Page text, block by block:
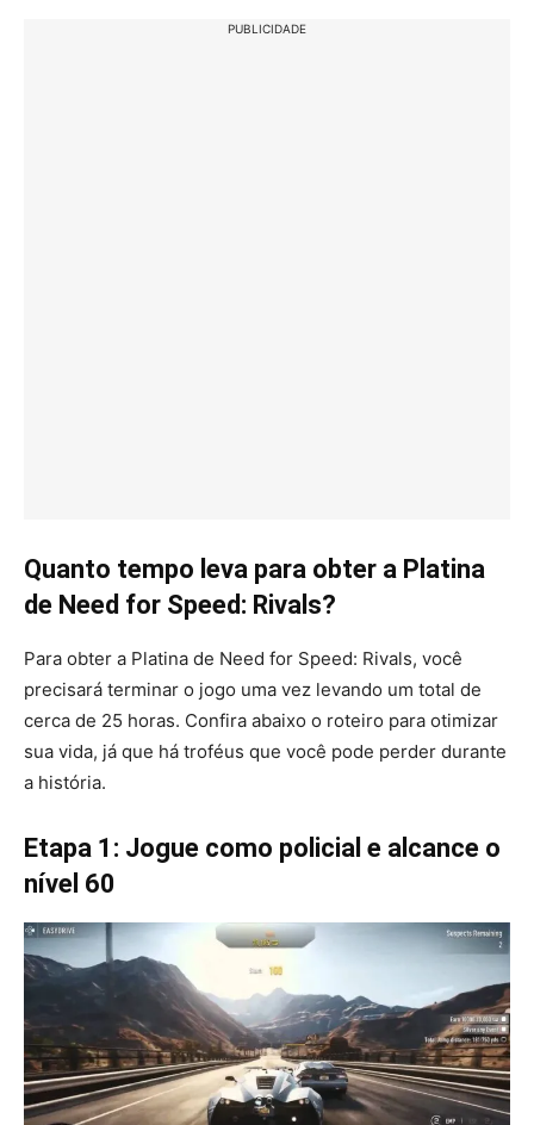
PUBLICIDADE
Quanto tempo leva para obter a Platina
de Need for Speed: Rivals?
Para obter a Platina de Need for Speed: Rivals, você
precisará terminar o jogo uma vez levando um total de
cerca de 25 horas. Confira abaixo o roteiro para otimizar
sua vida, já que há troféus que você pode perder durante
a história.
Etapa 1: Jogue como policial e alcance o
nível 60